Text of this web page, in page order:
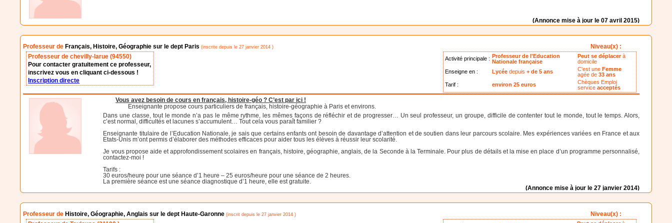
(Annonce mise à jour le 07 avril 2015)
Professeur de Français, Histoire, Géographie sur le dept Paris (inscrite depuis le 27 janvier 2014 ) Niveau(x) :
Activité principale : Professeur de l'Education
Nationale française
Peut se déplacerà
domicile
Enseigne en :
Lycée depuis+ de 5 ans C'est uneFemme
agée de33 ans
Tarif :
environ 25 euros
Chèques Emploi
serviceacceptés
Professeur de chevilly-larue (94550)
Pour contacter gratuitement ce professeur,
inscrivez vous en cliquant ci-dessous !
Inscription directe
Vous avez besoin de cours en français, histoire-géo ? C’est par ici !
Enseignante propose cours particuliers de français, histoire-géographie à Paris et environs.
Dans une classe, tout le monde n’a pas le même rythme, les mêmes façons de réfléchir et de progresser… Un seul professeur, un groupe, difficile de contenter tout le monde, tout le temps. Alors,
c’est normal, difficultés et lacunes s’accumulent… Tout cela vous paraît familier ?
Enseignante titulaire de l’Education Nationale, je sais que certains enfants ont besoin de davantage d’attention et de soutien dans leur parcours scolaire. Mes expériences variées en France et aux
Etats-Unis m’ont permis d’élaborer des méthodes efficaces pour aider tous les élèves à réussir leur scolarité.
Je vous propose aide et approfondissement scolaires en français, histoire, géographie, anglais, de la Seconde à la Terminale. Pour plus de détails et la mise en place d’un programme personnalisé,
contactez-moi !
Tarifs :
30 euros/heure pour une séance d’1 heure – 25 euros/heure pour une séance de 2 heures.
La première séance est une séance diagnostique d’1 heure, elle est gratuite.
(Annonce mise à jour le 27 janvier 2014)
Professeur de Histoire, Géographie, Anglais sur le dept Haute-Garonne (inscrit depuis le 27 janvier 2014 ) Niveau(x) :